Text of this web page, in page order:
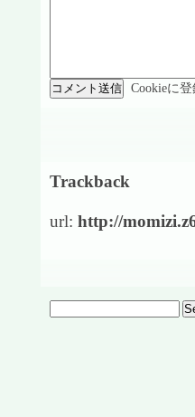
Cookieに登
Trackback
url: http://